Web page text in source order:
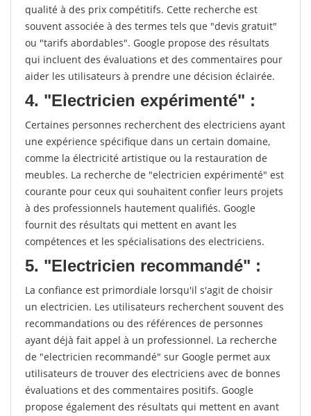
qualité à des prix compétitifs. Cette recherche est
souvent associée à des termes tels que "devis gratuit"
ou "tarifs abordables". Google propose des résultats
qui incluent des évaluations et des commentaires pour
aider les utilisateurs à prendre une décision éclairée.
4. "Electricien expérimenté" :
Certaines personnes recherchent des electriciens ayant
une expérience spécifique dans un certain domaine,
comme la électricité artistique ou la restauration de
meubles. La recherche de "electricien expérimenté" est
courante pour ceux qui souhaitent confier leurs projets
à des professionnels hautement qualifiés. Google
fournit des résultats qui mettent en avant les
compétences et les spécialisations des electriciens.
5. "Electricien recommandé" :
La confiance est primordiale lorsqu'il s'agit de choisir
un electricien. Les utilisateurs recherchent souvent des
recommandations ou des références de personnes
ayant déjà fait appel à un professionnel. La recherche
de "electricien recommandé" sur Google permet aux
utilisateurs de trouver des electriciens avec de bonnes
évaluations et des commentaires positifs. Google
propose également des résultats qui mettent en avant